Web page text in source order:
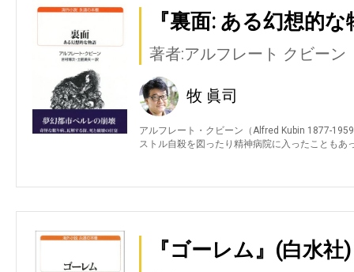
『裏面: ある幻想的
著者:アルフレート クビーン
牧 眞司
アルフレート・クビーン（Alfred Kubin 1877-
ストル自殺を図ったり精神病院に入ったこともあ
『ゴーレム』(白水社)